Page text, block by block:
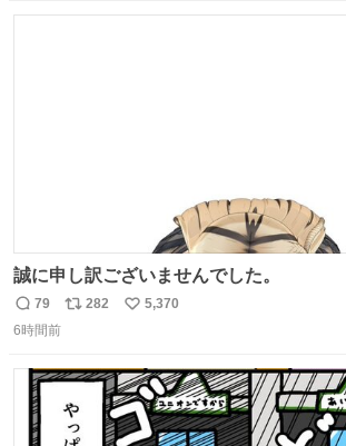
誠に申し訳ございませんでした。
返
信
79
リ
ト
数
282
い
数
5,370
6時間前